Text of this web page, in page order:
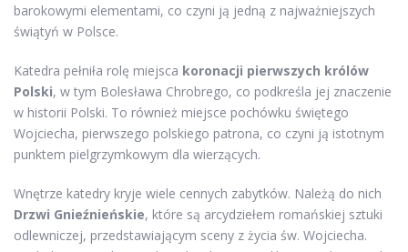
barokowymi elementami, co czyni ją jedną z najważniejszych
świątyń w Polsce.
Katedra pełniła rolę miejsca koronacji pierwszych królów
Polski, w tym Bolesława Chrobrego, co podkreśla jej znaczenie
w historii Polski. To również miejsce pochówku świętego
Wojciecha, pierwszego polskiego patrona, co czyni ją istotnym
punktem pielgrzymkowym dla wierzących.
Wnętrze katedry kryje wiele cennych zabytków. Należą do nich
Drzwi Gnieźnieńskie, które są arcydziełem romańskiej sztuki
odlewniczej, przedstawiającym sceny z życia św. Wojciecha.